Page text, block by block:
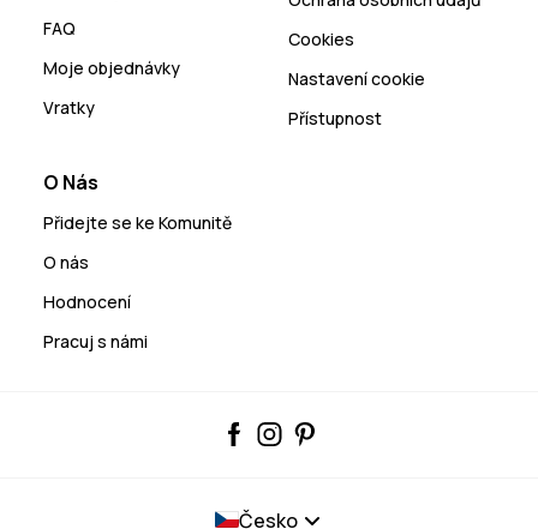
FAQ
Moje objednávky
Vratky
Cookies
Nastavení cookie
Přístupnost
O Nás
Přidejte se ke Komunitě
O nás
Hodnocení
Pracuj s námi
Česko